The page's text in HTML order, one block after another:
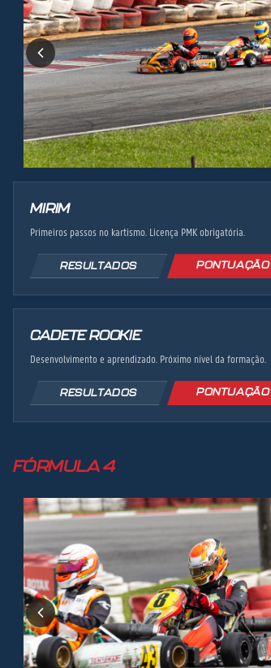
MIRIM
Primeiros passos no kartismo. Licença PMK obrigatória.
RESULTADOS PONTUAÇÃO
CADETE ROOKIE
Desenvolvimento e aprendizado. Próximo nível da formação.
RESULTADOS PONTUAÇÃO
FÓRMULA 4